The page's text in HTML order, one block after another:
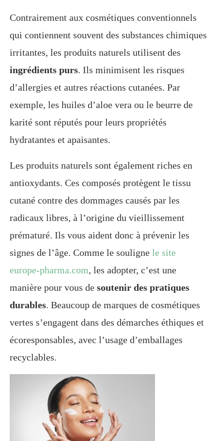
Contrairement aux cosmétiques conventionnels
qui contiennent souvent des substances chimiques
irritantes, les produits naturels utilisent des
ingrédients purs. Ils minimisent les risques
d’allergies et autres réactions cutanées. Par
exemple, les huiles d’aloe vera ou le beurre de
karité sont réputés pour leurs propriétés
hydratantes et apaisantes.
Les produits naturels sont également riches en
antioxydants. Ces composés protègent le tissu
cutané contre des dommages causés par les
radicaux libres, à l’origine du vieillissement
prématuré. Ils vous aident donc à prévenir les
signes de l’âge. Comme le souligne le site
europe-pharma.com, les adopter, c’est une
manière pour vous de soutenir des pratiques
durables. Beaucoup de marques de cosmétiques
vertes s’engagent dans des démarches éthiques et
écoresponsables, avec l’usage d’emballages
recyclables.